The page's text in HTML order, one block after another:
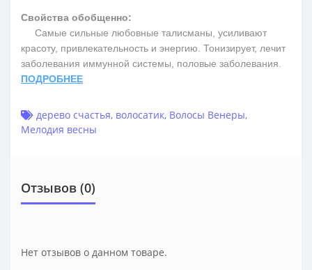
Свойства обобщенно:
Самые сильные любовные талисманы, усиливают
красоту, привлекательность и энергию. Тонизирует, лечит
заболевания иммунной системы, половые заболевания.
ПОДРОБНЕЕ
дерево счастья, волосатик, Волосы Венеры,
Мелодия весны
Отзывов (0)
Нет отзывов о данном товаре.